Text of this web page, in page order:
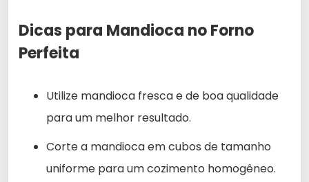
Dicas para Mandioca no Forno
Perfeita
Utilize mandioca fresca e de boa qualidade
para um melhor resultado.
Corte a mandioca em cubos de tamanho
uniforme para um cozimento homogêneo.